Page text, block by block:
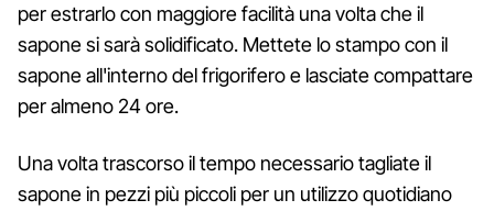
per estrarlo con maggiore facilità una volta che il
sapone si sarà solidificato. Mettete lo stampo con il
sapone all'interno del frigorifero e lasciate compattare
per almeno 24 ore.
Una volta trascorso il tempo necessario tagliate il
sapone in pezzi più piccoli per un utilizzo quotidiano